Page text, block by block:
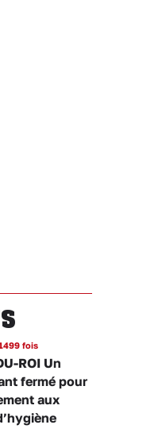
fois
ROI Un
fermé pour
aux